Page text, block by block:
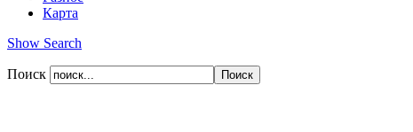
Карта
Show Search
Поиск